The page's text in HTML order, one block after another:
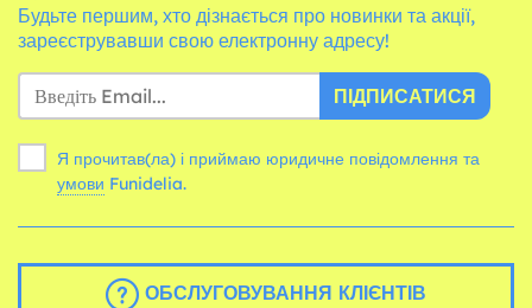
Будьте першим, хто дізнається про новинки та акції,
зареєструвавши свою електронну адресу!
ПІДПИСАТИСЯ
Я прочитав(ла) і приймаю юридичне повідомлення та
умови Funidelia.
ОБСЛУГОВУВАННЯ КЛІЄНТІВ